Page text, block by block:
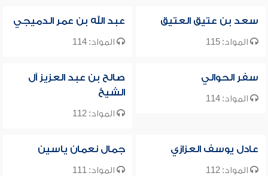
سعد بن عتيق العتيق
المواد: 115
عبد الله بن عمر الدميجي
المواد: 114
سفر الحوالي
المواد: 114
صالح بن عبد العزيز آل
الشيخ
المواد: 112
عادل يوسف العزازي
المواد: 112
جمال نعمان ياسين
المواد: 111